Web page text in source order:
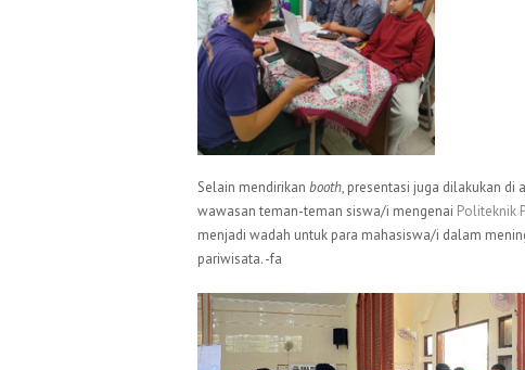
Selain mendirikan booth, presentasi juga dilakukan di
wawasan teman-teman siswa/i mengenai Politeknik
menjadi wadah untuk para mahasiswa/i dalam
pariwisata. -fa